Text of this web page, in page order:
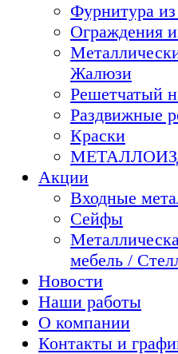
Фурнитура
Ограждения
Жалюзи
Решетчатый
Раздвижные
Краски
Акции
Входные
Сейфы
мебель /
Новости
Наши работы
О компании
Контакты и